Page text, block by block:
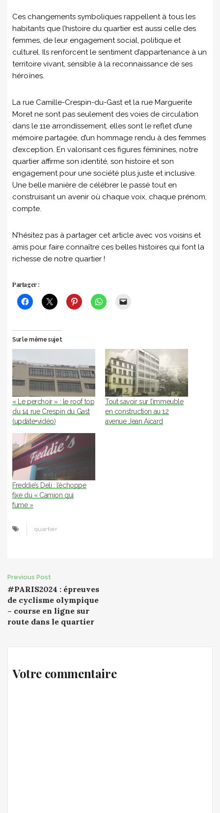
Ces changements symboliques rappellent à tous les
habitants que l’histoire du quartier est aussi celle des
femmes, de leur engagement social, politique et
culturel. Ils renforcent le sentiment d’appartenance à un
territoire vivant, sensible à la reconnaissance de ses
héroïnes.
La rue Camille-Crespin-du-Gast et la rue Marguerite
Moret ne sont pas seulement des voies de circulation
dans le 11e arrondissement, elles sont le reflet d’une
mémoire partagée, d’un hommage rendu à des femmes
d’exception. En valorisant ces figures féminines, notre
quartier affirme son identité, son histoire et son
engagement pour une société plus juste et inclusive.
Une belle manière de célébrer le passé tout en
construisant un avenir où chaque voix, chaque prénom,
compte.
N’hésitez pas à partager cet article avec vos voisins et
amis pour faire connaître ces belles histoires qui font la
richesse de notre quartier !
Partager :
Sur le même sujet
« Le perchoir » : le roof top
du 14 rue Crespin du Gast
(update+vidéo)
Tout savoir sur l’immeuble
en construction au 12
avenue Jean Aicard
Freddie’s Deli : l’échoppe
fixe du « Camion qui
fume »
quartier
Post
navigation
Previous Post
#PARIS2024 : épreuves
de cyclisme olympique
– course en ligne sur
route dans le quartier
Votre commentaire